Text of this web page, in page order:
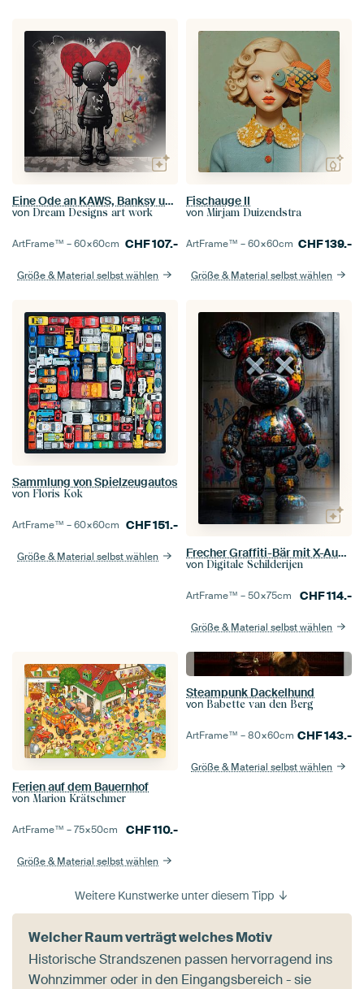
Eine Ode an KAWS, Banksy und die digitale Kunst der Popkultur
von Dream Designs art work
ArtFrame™ –60×60cm CHF107.-
Größe & Material selbst wählen
Fischauge II
von Mirjam Duizendstra
ArtFrame™ –60×60cm CHF139.-
Größe & Material selbst wählen
Sammlung von Spielzeugautos
von Floris Kok
ArtFrame™ –60×60cm CHF151.-
Größe & Material selbst wählen Frecher Graffiti-Bär mit X-Augen als künstlerischer Blickfang
von Digitale Schilderijen
ArtFrame™ –50×75cm CHF114.-
Größe & Material selbst wählen
Ferien auf dem Bauernhof
von Marion Krätschmer
ArtFrame™ –75×50cm CHF110.-
Größe & Material selbst wählen
Steampunk Dackelhund
von Babette van den Berg
ArtFrame™ –80×60cm CHF143.-
Größe & Material selbst wählen
Weitere Kunstwerke unter diesem Tipp
Welcher Raum verträgt welches Motiv
Historische Strandszenen passen hervorragend ins
Wohnzimmer oder in den Eingangsbereich - sie